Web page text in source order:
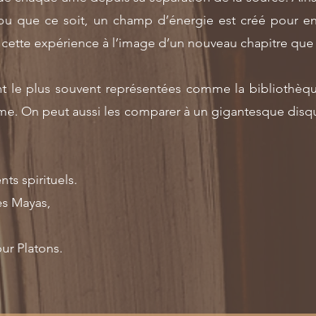
que ce soit, un champ d’énergie est créé pour
expérience à l’image d’un nouveau chapitre que
le plus souvent représentées comme la
On peut aussi les comparer à un gigantesque
spirituels.
Mayas,
Platons.